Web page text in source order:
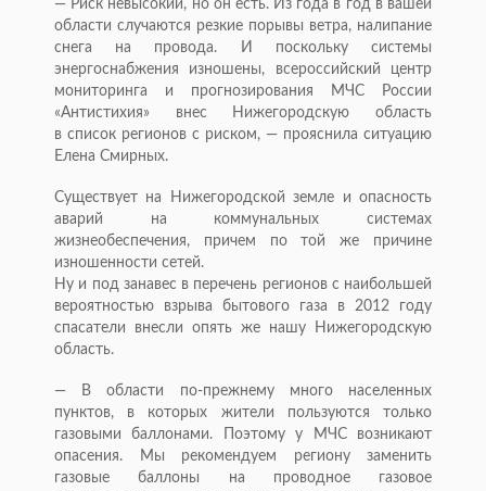
— Риск невысокий, но он есть. Из года в год в вашей
области случаются резкие порывы ветра, налипание
снега на провода. И поскольку системы
энергоснабжения изношены, всероссийский центр
мониторинга и прогнозирования МЧС России
«Антистихия» внес Нижегородскую область
в список регионов с риском, — прояснила ситуацию
Елена Смирных.
Существует на Нижегородской земле и опасность
аварий на коммунальных системах
жизнеобеспечения, причем по той же причине
изношенности сетей.
Ну и под занавес в перечень регионов с наибольшей
вероятностью взрыва бытового газа в 2012 году
спасатели внесли опять же нашу Нижегородскую
область.
— В области по-прежнемумного населенных
пунктов, в которых жители пользуются только
газовыми баллонами. Поэтому у МЧС возникают
опасения. Мы рекомендуем региону заменить
газовые баллоны на проводное газовое